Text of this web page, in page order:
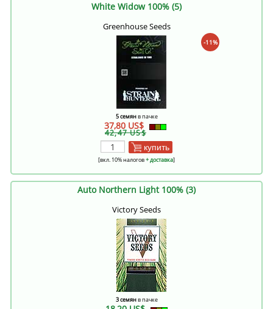
White Widow 100% (5)
Greenhouse Seeds
-11%
5 семянв пачке
37,80 US$
42,47 US$
купить
[вкл. 10% налогов+ доставка]
Auto Northern Light 100% (3)
Victory Seeds
3 семянв пачке